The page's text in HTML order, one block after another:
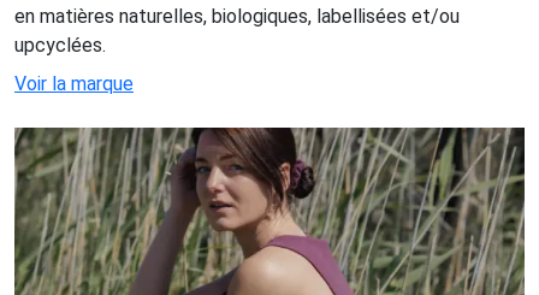
en matières naturelles, biologiques, labellisées et/ou
upcyclées.
Voir la marque